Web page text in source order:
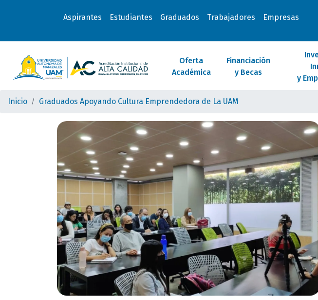
Aspirantes Estudiantes Graduados Trabajadores Empresas
Oferta
Académica
Financiación
y Becas
y
Inicio Graduados Apoyando Cultura Emprendedora de La UAM